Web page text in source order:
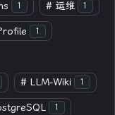
1 # 运维 1
1
# LLM-Wiki 1
1